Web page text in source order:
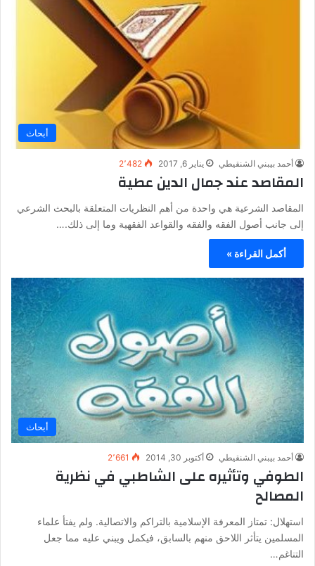
أبحاث
أحمد بيبني الشنقيطي يناير 6, 2017 2٬482
المقاصد عند جمال الدين عطية
المقاصد الشرعية هي واحدة من أهم النظريات المتعلقة بالبحث الشرعي
إلى جانب أصول الفقه والفقه والقواعد الفقهية وما إلى ذلك.…
أكمل القراءة »
أبحاث
أحمد بيبني الشنقيطي أكتوبر 30, 2014 2٬661
الطوفي وتأثيره على الشاطبي في نظرية
المصالح
استهلال: تمتاز المعرفة الإسلامية بالتراكم والاتصالية. ولم يفتأ علماء
المسلمين يتأثر اللاحق منهم بالسابق، فيكمل ويبني عليه مما جعل
التناغم…